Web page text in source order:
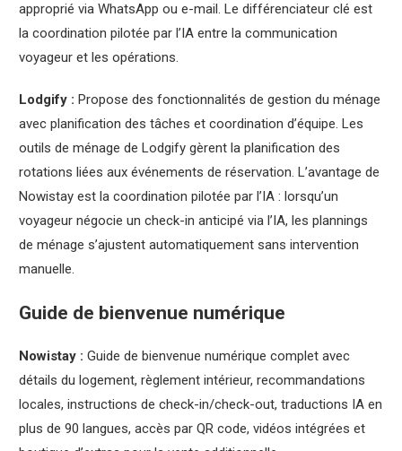
approprié via WhatsApp ou e-mail. Le différenciateur clé est
la coordination pilotée par l’IA entre la communication
voyageur et les opérations.
Lodgify : Propose des fonctionnalités de gestion du ménage
avec planification des tâches et coordination d’équipe. Les
outils de ménage de Lodgify gèrent la planification des
rotations liées aux événements de réservation. L’avantage de
Nowistay est la coordination pilotée par l’IA : lorsqu’un
voyageur négocie un check-in anticipé via l’IA, les plannings
de ménage s’ajustent automatiquement sans intervention
manuelle.
Guide de bienvenue numérique
Nowistay : Guide de bienvenue numérique complet avec
détails du logement, règlement intérieur, recommandations
locales, instructions de check-in/check-out, traductions IA en
plus de 90 langues, accès par QR code, vidéos intégrées et